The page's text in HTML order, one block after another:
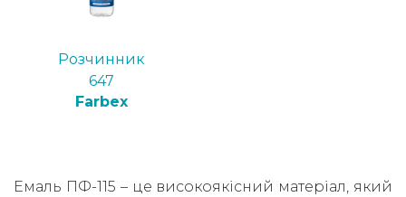
Розчинник
647
Farbex
Емаль ПФ-115 – це високоякісний матеріал, який